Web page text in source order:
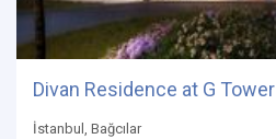
Divan Residence at G Tower
İstanbul, Bağcılar